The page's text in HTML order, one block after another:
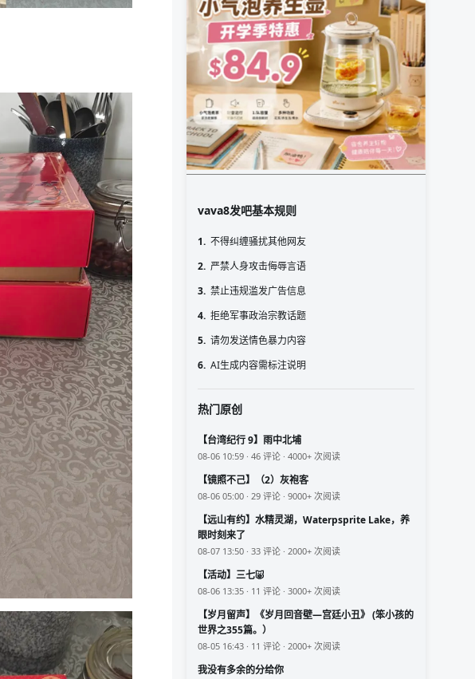
vava8发吧基本规则
1. 不得纠缠骚扰其他网友
2. 严禁人身攻击侮辱言语
3. 禁止违规滥发广告信息
4. 拒绝军事政治宗教话题
5. 请勿发送情色暴力内容
6. AI生成内容需标注说明
热门原创
【台湾纪行 9】雨中北埔
08-06 10:59 · 46 评论 · 4000+ 次阅读
【镜照不己】（2）灰袍客
08-06 05:00 · 29 评论 · 9000+ 次阅读
【远山有约】水精灵湖，Waterpsprite Lake，养
眼时刻来了
08-07 13:50 · 33 评论 · 2000+ 次阅读
【活动】三七🐷
08-06 13:35 · 11 评论 · 3000+ 次阅读
【岁月留声】《岁月回音壁—宫廷小丑》 (笨小孩的
世界之355篇。）
08-05 16:43 · 11 评论 · 2000+ 次阅读
我没有多余的分给你